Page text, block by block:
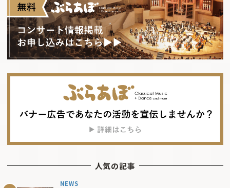
人気の記事
NEWS